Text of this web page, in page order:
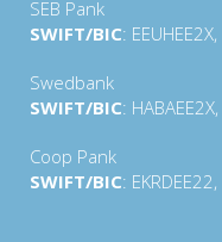
SEB Pank
SWIFT/BIC: EEUHEE2X,
Swedbank
SWIFT/BIC: HABAEE2X,
Coop Pank
SWIFT/BIC: EKRDEE22,